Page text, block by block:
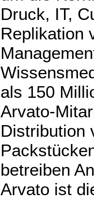
Druck, IT,
Replikation
als 150
Arvato-
Distribution
betreiben
Arvato ist